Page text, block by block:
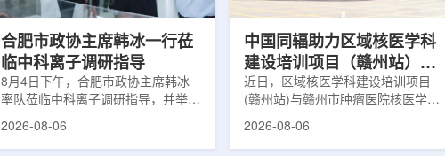
力和实际需求。6月9日至11日，专
合肥市政协主席韩冰一行莅
临中科离子调研指导
8月4日下午，合肥市政协主席韩冰
率队莅临中科离子调研指导，并举行
座谈交流。市人大常委会副主任雍凤
2026-08-06
中国同辐助力区域核医学科
建设培训项目（赣州站）与
赣州市肿瘤医院核医学诊疗
高质量建设项目同步启动
近日，区域核医学科建设培训项目
(赣州站)与赣州市肿瘤医院核医学诊
疗高质量建设项目在赣州市肿瘤医院
2026-08-06